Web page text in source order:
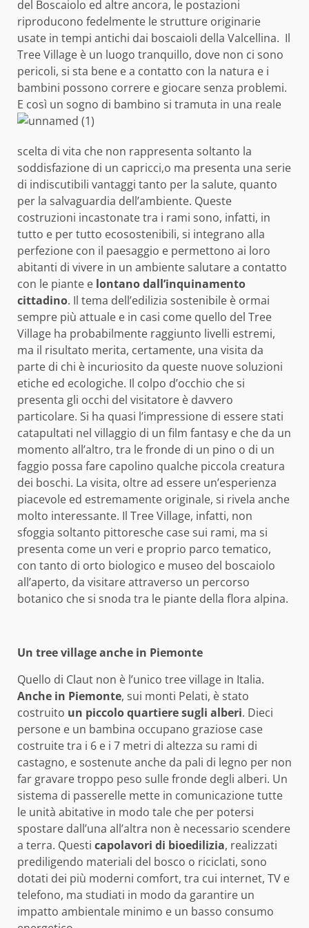
del Boscaiolo ed altre ancora, le postazioni
riproducono fedelmente le strutture originarie
usate in tempi antichi dai boscaioli della Valcellina. Il
Tree Village è un luogo tranquillo, dove non ci sono
pericoli, si sta bene e a contatto con la natura e i
bambini possono correre e giocare senza problemi.
E così un sogno di bambino si tramuta in una reale
scelta di vita che non rappresenta soltanto la
soddisfazione di un capricci,o ma presenta una serie
di indiscutibili vantaggi tanto per la salute, quanto
per la salvaguardia dell’ambiente. Queste
costruzioni incastonate tra i rami sono, infatti, in
tutto e per tutto ecosostenibili, si integrano alla
perfezione con il paesaggio e permettono ai loro
abitanti di vivere in un ambiente salutare a contatto
con le piante e lontano dall’inquinamento
cittadino. Il tema dell’edilizia sostenibile è ormai
sempre più attuale e in casi come quello del Tree
Village ha probabilmente raggiunto livelli estremi,
ma il risultato merita, certamente, una visita da
parte di chi è incuriosito da queste nuove soluzioni
etiche ed ecologiche. Il colpo d’occhio che si
presenta gli occhi del visitatore è davvero
particolare. Si ha quasi l’impressione di essere stati
catapultati nel villaggio di un film fantasy e che da un
momento all’altro, tra le fronde di un pino o di un
faggio possa fare capolino qualche piccola creatura
dei boschi. La visita, oltre ad essere un’esperienza
piacevole ed estremamente originale, si rivela anche
molto interessante. Il Tree Village, infatti, non
sfoggia soltanto pittoresche case sui rami, ma si
presenta come un veri e proprio parco tematico,
con tanto di orto biologico e museo del boscaiolo
all’aperto, da visitare attraverso un percorso
botanico che si snoda tra le piante della flora alpina.
Un tree village anche in Piemonte
Quello di Claut non è l’unico tree village in Italia.
Anche in Piemonte, sui monti Pelati, è stato
costruito un piccolo quartiere sugli alberi. Dieci
persone e un bambina occupano graziose case
costruite tra i 6 e i 7 metri di altezza su rami di
castagno, e sostenute anche da pali di legno per non
far gravare troppo peso sulle fronde degli alberi. Un
sistema di passerelle mette in comunicazione tutte
le unità abitative in modo tale che per potersi
spostare dall’una all’altra non è necessario scendere
a terra. Questi capolavori di bioedilizia, realizzati
prediligendo materiali del bosco o riciclati, sono
dotati dei più moderni comfort, tra cui internet, TV e
telefono, ma studiati in modo da garantire un
impatto ambientale minimo e un basso consumo